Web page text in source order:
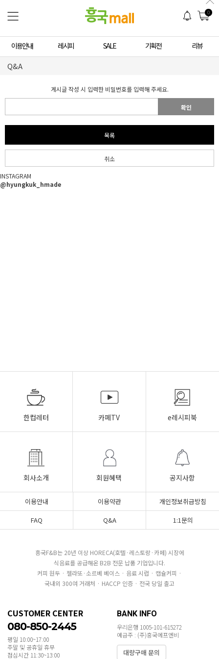
0
이용안내 레시피 SALE 기획전 리뷰
Q&A
게시글 작성 시 입력한 비밀번호를 입력해 주세요.
확인
목록
취소
INSTAGRAM
@hyungkuk_hmade
한컵레터 카페TV e레시피북
회사소개 회원혜택 공지사항
이용안내 이용약관
개인정보취급방침
FAQ
Q&A 1:1문의
흥국F&B는 20년 이상 HORECA(호텔·레스토랑·카페) 시장에
식음료를 공급해온 B2B 전문 납품 기업입니다.
커피 원두 · 젤라또·소르베 베이스 · 음료 시럽 · 캡슐커피 ·
국내외 300여 거래처 · HACCP 인증 · 전국 당일 출고
CUSTOMER CENTER
080-850-2445
평일 10:00~17:00
주말 및 공휴일 휴무
점심시간 11:30~13:00
BANK INFO
우리은행 1005-101-615272
예금주 : (주)흥국에프엔비
대량구매 문의